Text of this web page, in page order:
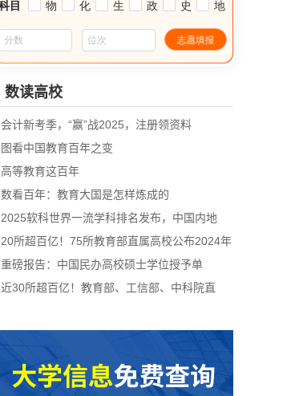
数读高校
会计新考季，“赢”战2025，注册领资料
图看中国教育百年之变
高等教育这百年
数看百年：教育大国是怎样炼成的
2025软科世界一流学科排名发布，中国内地
14...
20所超百亿！75所教育部直属高校公布2024年
决算
重磅报告：中国民办高校硕士学位授予单
位、...
近30所超百亿！教育部、工信部、中科院直